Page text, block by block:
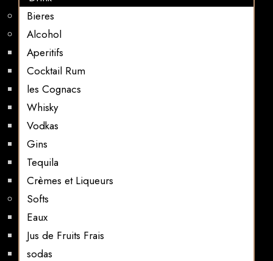
Bieres
Alcohol
Aperitifs
Cocktail Rum
les Cognacs
Whisky
Vodkas
Gins
Tequila
Crèmes et Liqueurs
Softs
Eaux
Jus de Fruits Frais
sodas